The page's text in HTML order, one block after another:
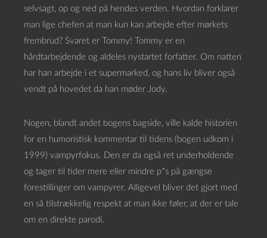
selvsagt, op og ned på hendes verden. Hvordan forklarer
man lige chefen at man kun kan arbejde efter mørkets
frembrud? Svaret er Tommy! Tommy er en
hårdtarbejdende og aldeles nystartet forfatter. Om natten
har han arbejde i et supermarked, og hans liv bliver også
vendt på hovedet da han møder Jody.
Nogen, blandt andet bogens bagside, ville kalde historien
for en humoristisk kommentar til tidens (bogen udkom i
1999) vampyrfokus. Den er da også ret underholdende
og tager til tider mere eller mindre p*s på gængse
forestillinger om vampyrer. Alligevel bliver det gjort med
en så tilstrækkelig respekt at man ikke føler, at der er tale
om en direkte parodi.